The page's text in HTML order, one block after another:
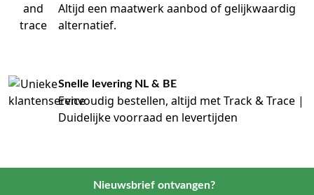
Altijd een maatwerk aanbod of gelijkwaardig
alternatief.
Snelle levering NL & BE
Eenvoudig bestellen, altijd met Track & Trace |
Duidelijke voorraad en levertijden
Nieuwsbrief ontvangen?